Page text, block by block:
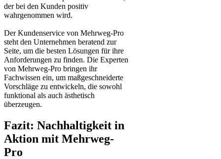
der bei den Kunden positiv
wahrgenommen wird.
Der Kundenservice von Mehrweg-Pro
steht den Unternehmen beratend zur
Seite, um die besten Lösungen für ihre
Anforderungen zu finden. Die Experten
von Mehrweg-Pro bringen ihr
Fachwissen ein, um maßgeschneiderte
Vorschläge zu entwickeln, die sowohl
funktional als auch ästhetisch
überzeugen.
Fazit: Nachhaltigkeit in
Aktion mit Mehrweg-
Pro